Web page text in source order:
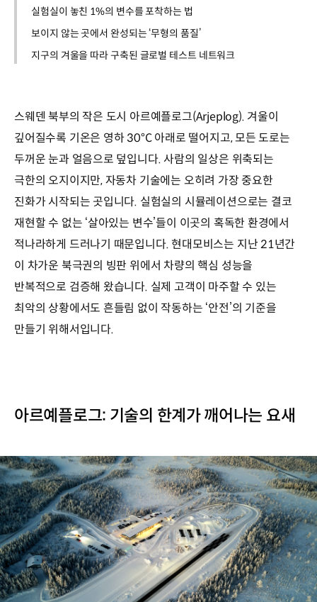
실험실이 놓친 1%의 변수를 포착하는 법
보이지 않는 곳에서 완성되는 ‘무형의 품질’
지구의 겨울을 따라 구축된 글로벌 테스트 네트워크
스웨덴 북부의 작은 도시 아르예플로그(Arjeplog). 겨울이
깊어질수록 기온은 영하 30°C 아래로 떨어지고, 모든 도로는
두꺼운 눈과 얼음으로 덮입니다. 사람의 일상은 위축되는
극한의 오지이지만, 자동차 기술에는 오히려 가장 중요한
진화가 시작되는 곳입니다. 실험실의 시뮬레이션으로는 결코
재현할 수 없는 ‘살아있는 변수’들이 이곳의 혹독한 환경에서
적나라하게 드러나기 때문입니다. 현대모비스는 지난 21년간
이 차가운 북극권의 빙판 위에서 차량의 핵심 성능을
반복적으로 검증해 왔습니다. 실제 고객이 마주할 수 있는
최악의 상황에서도 흔들림 없이 작동하는 ‘안전’의 기준을
만들기 위해서입니다.
아르예플로그: 기술의 한계가 깨어나는 요새